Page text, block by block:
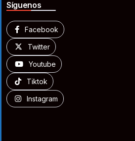
Síguenos
Facebook
Twitter
Youtube
Tiktok
Instagram